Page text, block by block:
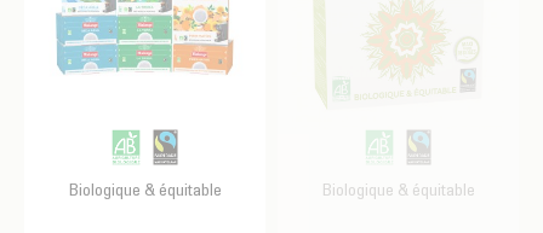
Biologique & équitable Biologique & équitable